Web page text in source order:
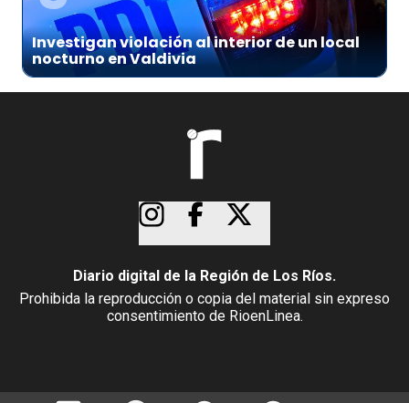
Investigan violación al interior de un local
nocturno en Valdivia
Diario digital de la Región de Los Ríos.
Prohibida la reproducción o copia del material sin expreso
consentimiento de RioenLinea.